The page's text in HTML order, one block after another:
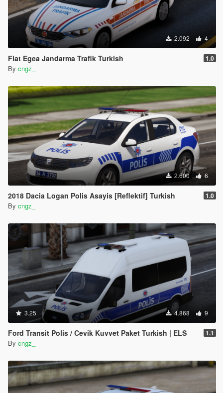
2.092 4
Fiat Egea Jandarma Trafik Turkish 1.0
By cngz_
2.600 6
2018 Dacia Logan Polis Asayis [Reflektif] Turkish 1.0
By cngz_
3.25 4.868 9
Ford Transit Polis / Cevik Kuvvet Paket Turkish | ELS 1.1
By cngz_